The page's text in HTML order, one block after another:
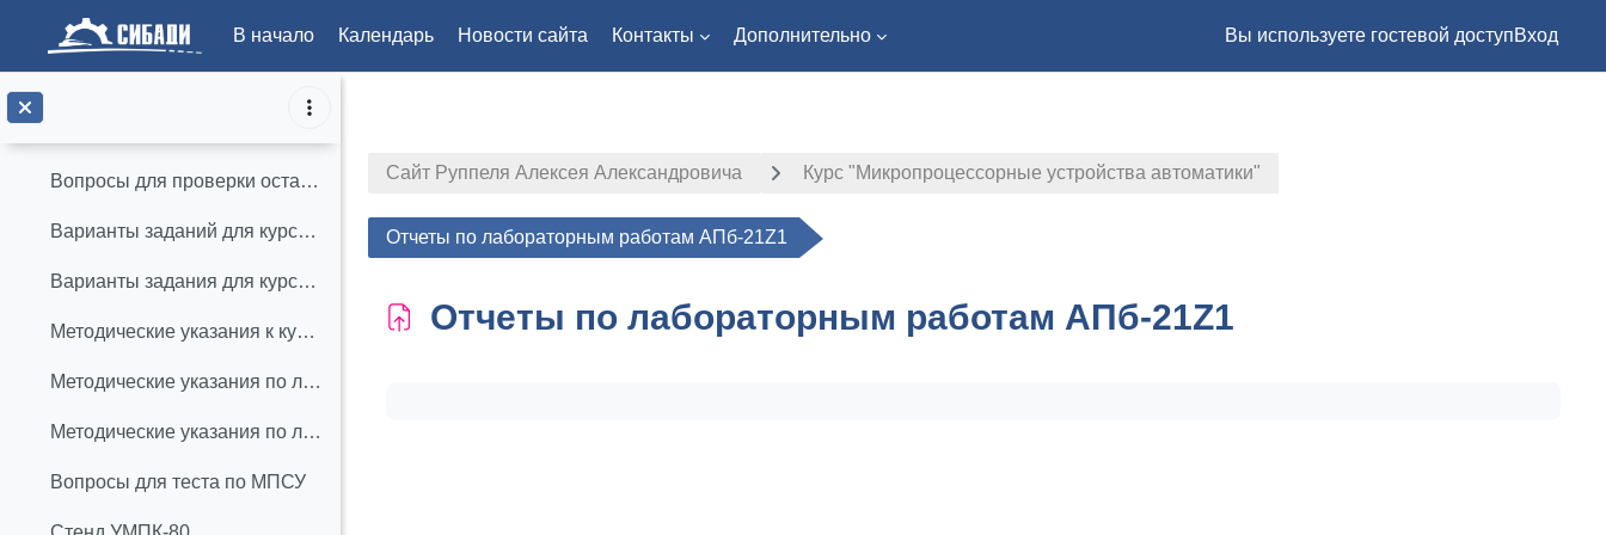
В начало Календарь Новости сайта Контакты Дополнительно Вы используете гостевой доступВход
Курс лекций МПСУ_Раздел 4_Программирование микропроцессорных систем
Вопросы для проверки остаточных знаний
Варианты заданий для курсовой работы по МПСУ для АПб-22Z1
Варианты задания для курсовой работе по МПСУ для АПб-22Z2
Методические указания к курсовой работе по МПСУ
Методические указания по лабораторным работам на стенде УМПК-80
Методические указания по лабораторным работам "Цифровые элементы автоматики"
Вопросы для теста по МПСУ
Сайт Руппеля Алексея Александровича Курс "Микропроцессорные устройства автоматики"
Отчеты по лабораторным работам АПб-21Z1
Отчеты по лабораторным работам АПб-21Z1